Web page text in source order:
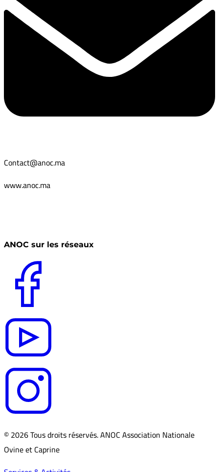
Contact@anoc.ma
www.anoc.ma
ANOC sur les réseaux
© 2026 Tous droits réservés. ANOC Association Nationale
Ovine et Caprine